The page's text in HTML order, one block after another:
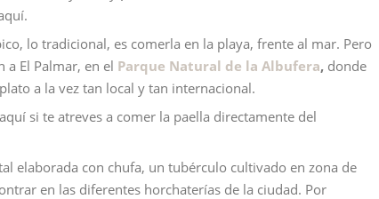
lo tradicional, es comerla en la playa, frente al mar. Pero
El Palmar, en el Parque Natural de la Albufera,donde
a la vez tan local y tan internacional.
si te atreves a comer la paella directamente del
elaborada con chufa, un tubérculo cultivado en zona de
en las diferentes horchaterías de la ciudad. Por